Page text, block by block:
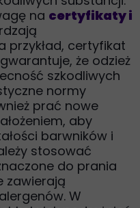
na certyfikaty i
przykład, certyfikat
gwarantuje, że odzież
szkodliwych
normy
prać nowe
aby
barwników i
stosować
do prania
zawierają
W